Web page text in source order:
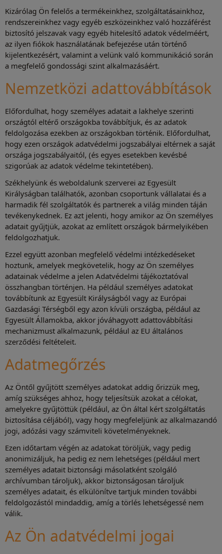
Kizárólag Ön felelős a termékeinkhez, szolgáltatásainkhoz,
rendszereinkhez vagy egyéb eszközeinkhez való hozzáférést
biztosító jelszavak vagy egyéb hitelesítő adatok védelméért,
az ilyen fiókok használatának befejezése után történő
kijelentkezésért, valamint a velünk való kommunikáció során
a megfelelő gondossági szint alkalmazásáért.
Nemzetközi adattovábbítások
Előfordulhat, hogy személyes adatait a lakhelye szerinti
országtól eltérő országokba továbbítjuk, és az adatok
feldolgozása ezekben az országokban történik. Előfordulhat,
hogy ezen országok adatvédelmi jogszabályai eltérnek a saját
országa jogszabályaitól, (és egyes esetekben kevésbé
szigorúak az adatok védelme tekintetében).
Székhelyünk és weboldalunk szerverei az Egyesült
Királyságban találhatók, azonban csoportunk vállalatai és a
harmadik fél szolgáltatók és partnerek a világ minden táján
tevékenykednek. Ez azt jelenti, hogy amikor az Ön személyes
adatait gyűjtjük, azokat az említett országok bármelyikében
feldolgozhatjuk.
Ezzel együtt azonban megfelelő védelmi intézkedéseket
hoztunk, amelyek megkövetelik, hogy az Ön személyes
adatainak védelme a jelen Adatvédelmi tájékoztatóval
összhangban történjen. Ha például személyes adatokat
továbbítunk az Egyesült Királyságból vagy az Európai
Gazdasági Térségből egy azon kívüli országba, például az
Egyesült Államokba, akkor jóváhagyott adattovábbítási
mechanizmust alkalmazunk, például az EU általános
szerződési feltételeit.
Adatmegőrzés
Az Öntől gyűjtött személyes adatokat addig őrizzük meg,
amíg szükséges ahhoz, hogy teljesítsük azokat a célokat,
amelyekre gyűjtöttük (például, az Ön által kért szolgáltatás
biztosítása céljából), vagy hogy megfeleljünk az alkalmazandó
jogi, adózási vagy számviteli követelményeknek.
Ezen időtartam végén az adatokat töröljük, vagy pedig
anonimizáljuk, ha pedig ez nem lehetséges (például mert
személyes adatait biztonsági másolatként szolgáló
archívumban tároljuk), akkor biztonságosan tároljuk
személyes adatait, és elkülönítve tartjuk minden további
feldolgozástól mindaddig, amíg a törlés lehetségessé nem
válik.
Az Ön adatvédelmi jogai